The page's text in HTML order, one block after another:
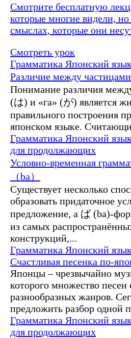
Смотрите бесплатную
которые многие видели,
смыслах, которые они
Смотреть урок
Грамматика Японский
Различие между
Понимание различия
(は) и «га» (が) является
правильного построения
японском языке.
Грамматика Японский
для продолжающих
Условно-временная
（ba）
Существует несколько
образовать придаточное
предложение, а ば (ba)-
из самых
конструкций,...
Грамматика Японский
Счастливая песенка по-
Японцы – чрезвычайно
которого множество
разнообразных жанров.
предложить разбор одной
Грамматика Японский
для продолжающих